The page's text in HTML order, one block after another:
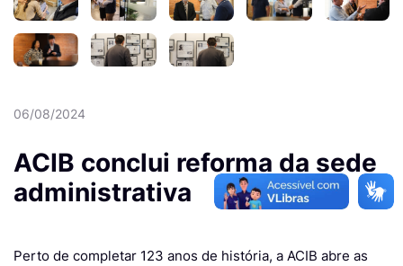
06/08/2024
ACIB conclui reforma da sede
administrativa
Perto de completar 123 anos de história, a ACIB abre as